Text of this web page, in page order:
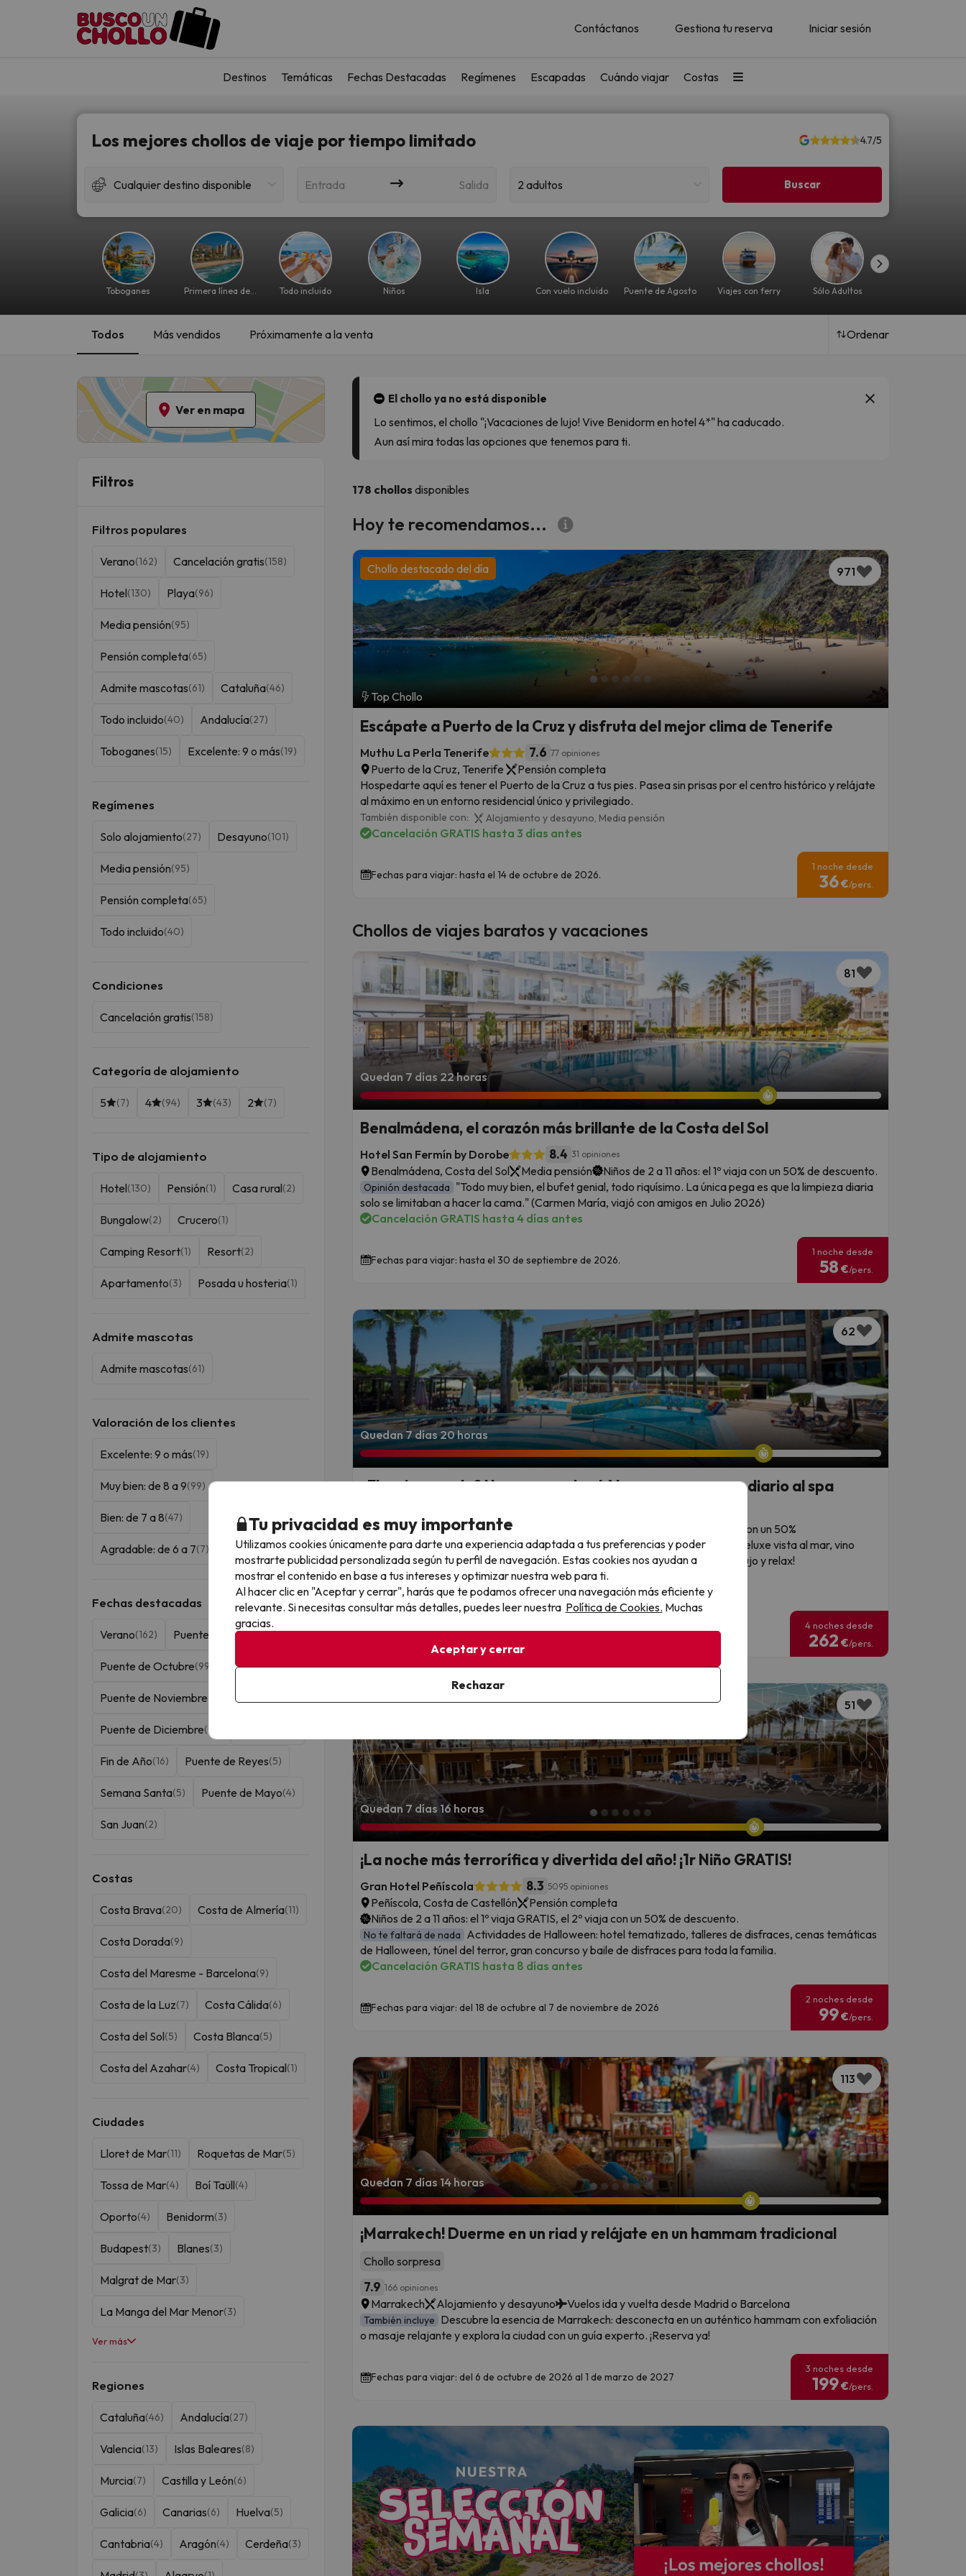
Contáctanos Gestiona tu reserva Iniciar sesión
Destinos Temáticas Fechas Destacadas Regímenes Escapadas Cuándo viajar Costas
Los mejores chollos de viaje por tiempo limitado 4.7/5
Cualquier destino disponible Entrada Salida 2 adultos
Toboganes
Primera línea de
Todo incluido Niños Isla Con vuelo incluido Puente de Agosto Viajes con ferry Sólo Adultos
Todos Más vendidos Próximamente a la venta Ordenar
El chollo ya no está disponible
Lo sentimos, el chollo "¡Vacaciones de lujo! Vive Benidorm en hotel 4*" ha caducado.
Aun así mira todas las opciones que tenemos para ti.
178 chollos disponibles
Hoy te recomendamos...
Chollo destacado del día 971
Top Chollo
Escápate a Puerto de la Cruz y disfruta del mejor clima de Tenerife
Muthu La Perla Tenerife 7.6 77 opiniones
Puerto de la Cruz, Tenerife
Pensión completa
Hospedarte aquí es tener el Puerto de la Cruz a tus pies. Pasea sin prisas por el centro histórico y relájate
al máximo en un entorno residencial único y privilegiado.
También disponible con: Alojamiento y desayuno, Media pensión
Cancelación GRATIS hasta 3 días antes
Fechas para viajar: hasta el 14 de octubre de 2026.
1 noche desde
36€/pers.
Chollos de viajes baratos y vacaciones
81
Quedan 7 días 22 horas
Benalmádena, el corazón más brillante de la Costa del Sol
Hotel San Fermín by Dorobe 8.4 31 opiniones
Benalmádena, Costa del Sol Media pensión Niños de 2 a 11 años: el 1º viaja con un 50% de descuento.
Opinión destacada "Todo muy bien, el bufet genial, todo riquísimo. La única pega es que la limpieza diaria
solo se limitaban a hacer la cama." (Carmen María, viajó con amigos en Julio 2026)
Cancelación GRATIS hasta 4 días antes
Fechas para viajar: hasta el 30 de septiembre de 2026.
1 noche desde
58 €/pers.
62
Quedan 7 días 20 horas
¿El mejor regalo? Una escapada al Algarve con acceso diario al spa
Albufeira, Portugal Alojamiento y desayuno Niños de 3 a 12 años: viajan con un 50%
También incluye ¡Escápate al Algarve! Disfruta de un hotel 4* con habitación Deluxe vista al mar, vino
espumoso de bienvenida y acceso diario al spa. ¡Vive una experiencia de puro lujo y relax!
También disponible con: Media pensión,Pensión completa
Cancelación GRATIS hasta 4 días antes
Fechas para viajar: hasta el 29 de diciembre de 2026.
4 noches desde
262 €/pers.
51
Quedan 7 días 16 horas
¡La noche más terrorífica y divertida del año! ¡1r Niño GRATIS!
Gran Hotel Peñíscola 8.3 5095 opiniones
Peñíscola, Costa de Castellón
Pensión completa
Niños de 2 a 11 años: el 1º viaja GRATIS, el 2º viaja con un 50% de descuento.
No te faltará de nada Actividades de Halloween: hotel tematizado, talleres de disfraces, cenas temáticas
de Halloween, túnel del terror, gran concurso y baile de disfraces para toda la familia.
Cancelación GRATIS hasta 8 días antes
Fechas para viajar: del 18 de octubre al 7 de noviembre de 2026
2 noches desde
99€/pers.
113
Quedan 7 días 14 horas
¡Marrakech! Duerme en un riad y relájate en un hammam tradicional
Chollo sorpresa
7.9 166 opiniones
Marrakech Alojamiento y desayuno Vuelos ida y vuelta desde Madrid o Barcelona
También incluye Descubre la esencia de Marrakech: desconecta en un auténtico hammam con exfoliación
o masaje relajante y explora la ciudad con un guía experto. ¡Reserva ya!
Fechas para viajar: del 6 de octubre de 2026 al 1 de marzo de 2027
3 noches desde
199€/pers.
Ver en mapa
Filtros
Filtros populares
Verano(162) Cancelación gratis(158)
Hotel(130) Playa(96)
Media pensión(95)
Pensión completa(65)
Admite mascotas(61) Cataluña(46)
Todo incluido(40) Andalucía(27)
Toboganes(15) Excelente: 9 o más(19)
Regímenes
Solo alojamiento(27) Desayuno(101)
Media pensión(95)
Pensión completa(65)
Todo incluido(40)
Condiciones
Cancelación gratis(158)
Categoría de alojamiento
5 (7) 4 (94) 3 (43) 2 (7)
Tipo de alojamiento
Hotel(130) Pensión(1) Casa rural(2)
Bungalow(2) Crucero(1)
Camping Resort(1) Resort(2)
Apartamento(3) Posada u hosteria(1)
Admite mascotas
Admite mascotas(61)
Valoración de los clientes
Excelente: 9 o más(19)
Muy bien: de 8 a 9(99)
Bien: de 7 a 8(47)
Agradable: de 6 a 7(7)
Fechas destacadas
Verano(162) Puente de Agosto(138)
Puente de Octubre(99)
Puente de Noviembre
Puente de Diciembre(22)
Fin de Año(16) Puente de Reyes(5)
Semana Santa(5) Puente de Mayo(4)
San Juan(2)
Costas
Costa Brava(20) Costa de Almería(11)
Costa Dorada(9)
Costa del Maresme - Barcelona(9)
Costa de la Luz(7) Costa Cálida(6)
Costa del Sol(5) Costa Blanca(5)
Costa del Azahar(4) Costa Tropical(1)
Ciudades
Lloret de Mar(11) Roquetas de Mar(5)
Tossa de Mar(4) Boí Taüll(4)
Oporto(4) Benidorm(3)
Budapest(3) Blanes(3)
Malgrat de Mar(3)
La Manga del Mar Menor(3)
Matalascañas
Ver más
Regiones
Cataluña(46) Andalucía(27)
Valencia(13) Islas Baleares(8)
Murcia(7) Castilla y León(6)
Galicia(6) Canarias(6) Huelva(5)
Cantabria(4) Aragón(4) Cerdeña(3)
Tu privacidad es muy importante
Utilizamos cookies únicamente para darte una experiencia adaptada a tus preferencias y poder
mostrarte publicidad personalizada según tu perfil de navegación. Estas cookies nos ayudan a
mostrar el contenido en base a tus intereses y optimizar nuestra web para ti.
Al hacer clic en "Aceptar y cerrar", harás que te podamos ofrecer una navegación más eficiente y
relevante. Si necesitas consultar más detalles, puedes leer nuestra Política de Cookies. Muchas
gracias.
Aceptar y cerrar
Rechazar